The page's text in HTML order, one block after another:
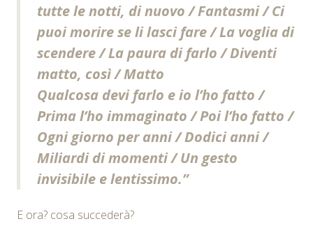
tutte le notti, di nuovo / Fantasmi / Ci
puoi morire se li lasci fare / La voglia di
scendere / La paura di farlo / Diventi
matto, così / Matto
Qualcosa devi farlo e io l’ho fatto /
Prima l’ho immaginato / Poi l’ho fatto /
Ogni giorno per anni / Dodici anni /
Miliardi di momenti / Un gesto
invisibile e lentissimo.”
E ora? cosa succederà?